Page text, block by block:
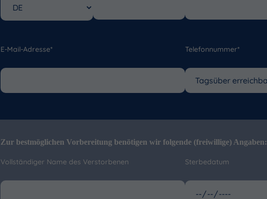
E-Mail-Adresse* Telefonnummer*
Zur bestmöglichen Vorbereitung benötigen wir folgende (freiwillige) Angaben:
Vollständiger Name des Verstorbenen Sterbedatum